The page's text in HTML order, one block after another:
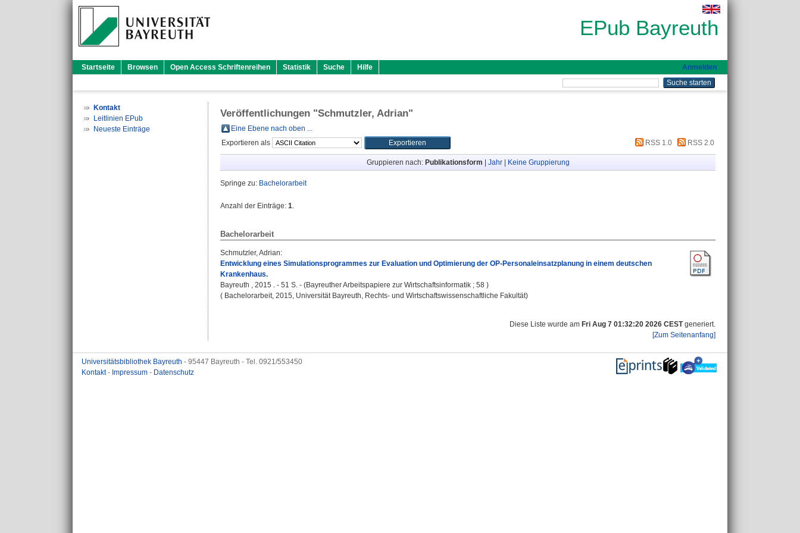
EPub Bayreuth
Startseite Browsen Open Access Schriftenreihen Statistik Suche Hilfe Anmelden
Kontakt
Leitlinien EPub
Neueste Einträge
Veröffentlichungen "Schmutzler, Adrian"
Eine Ebene nach oben ...
Exportieren als
RSS 1.0 RSS 2.0
Gruppieren nach: Publikationsform Jahr| Keine Gruppierung
Springe zu: Bachelorarbeit
Anzahl der Einträge: 1.
Bachelorarbeit
Schmutzler, Adrian:
Entwicklung eines Simulationsprogrammes zur Evaluation und Optimierung der OP-Personaleinsatzplanung in einem deutschen
Krankenhaus.
Bayreuth , 2015 . - 51 S. - (Bayreuther Arbeitspapiere zur Wirtschaftsinformatik ; 58 )
( Bachelorarbeit, 2015, Universität Bayreuth, Rechts- und Wirtschaftswissenschaftliche Fakultät)
Diese Liste wurde am Fri Aug 7 01:32:20 2026 CESTgeneriert.
[Zum Seitenanfang]
Universitätsbibliothek Bayreuth - 95447 Bayreuth - Tel. 0921/553450
Kontakt- Impressum - Datenschutz